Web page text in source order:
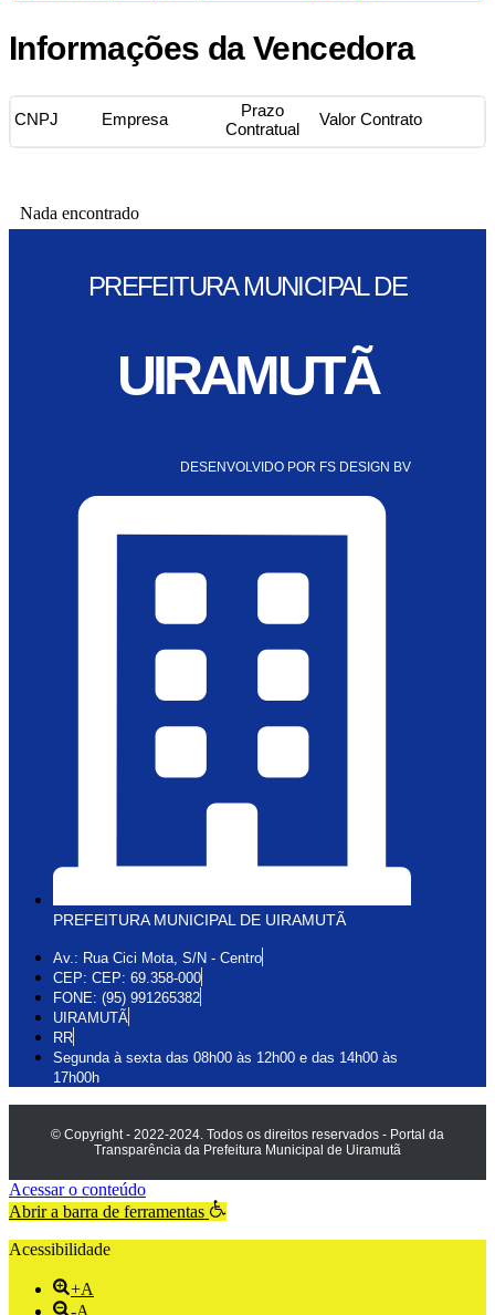
Informações da Vencedora
CNPJ Empresa
Prazo
Contratual
Valor Contrato
Nada encontrado
PREFEITURA MUNICIPAL DE
UIRAMUTÃ
DESENVOLVIDO POR FS DESIGN BV
PREFEITURA MUNICIPAL DE UIRAMUTÃ
Av.: Rua Cici Mota, S/N - Centro
CEP: CEP: 69.358-000
FONE: (95) 991265382
UIRAMUTÃ
RR
Segunda à sexta das 08h00 às 12h00 e das 14h00 às
17h00h
© Copyright - 2022-2024. Todos os direitos reservados - Portal da
Transparência da Prefeitura Municipal de Uiramutã
Acessar o conteúdo
Abrir a barra de ferramentas
Acessibilidade
+A
-A